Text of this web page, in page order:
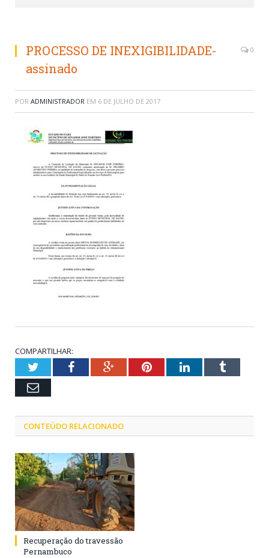
PROCESSO DE INEXIGIBILIDADE-
assinado
0
POR ADMINISTRADOR EM 6 DE JULHO DE 2017
COMPARTILHAR:
TwitterFacebookGoogle+PinterestLinkedInTumblr
Email
CONTEÚDO RELACIONADO
Recuperação do travessão
Pernambuco